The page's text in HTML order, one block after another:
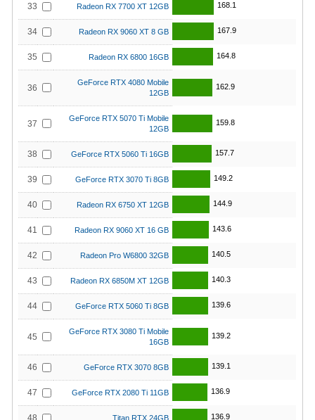
33 Radeon RX 7700 XT 12GB 168.1
34 Radeon RX 9060 XT 8 GB 167.9
35 Radeon RX 6800 16GB 164.8
36
GeForce RTX 4080 Mobile
12GB
162.9
37
GeForce RTX 5070 Ti Mobile
12GB
159.8
38 GeForce RTX 5060 Ti 16GB 157.7
39 GeForce RTX 3070 Ti 8GB 149.2
40 Radeon RX 6750 XT 12GB 144.9
41 Radeon RX 9060 XT 16 GB 143.6
42 Radeon Pro W6800 32GB 140.5
43 Radeon RX 6850M XT 12GB 140.3
44 GeForce RTX 5060 Ti 8GB 139.6
45
GeForce RTX 3080 Ti Mobile
16GB
139.2
46 GeForce RTX 3070 8GB 139.1
47 GeForce RTX 2080 Ti 11GB 136.9
48 Titan RTX 24GB 136.9